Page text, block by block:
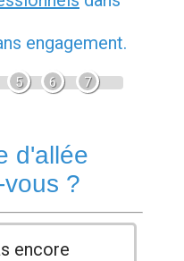
engagement.
5 6 7
d'allée
?
encore